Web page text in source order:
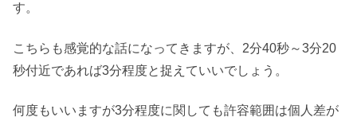
す。
こちらも感覚的な話になってきますが、2分40秒～3分20
秒付近であれば3分程度と捉えていいでしょう。
何度もいいますが3分程度に関しても許容範囲は個人差が